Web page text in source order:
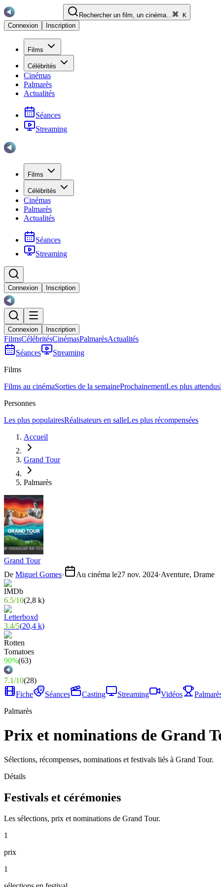
Rechercher un film, un cinéma...
K
Connexion
Inscription
Films
Célébrités
Cinémas
Palmarès
Actualités
Séances
Streaming
Films
Célébrités
Cinémas
Palmarès
Actualités
Séances
Streaming
Connexion Inscription
Connexion Inscription
FilmsCélébritésCinémasPalmarèsActualités
Séances
Streaming
Films
Films au cinémaSorties de la semaineProchainementLes plus attendus
Personnes
Les plus populairesRéalisateurs en salleLes plus récompensées
Accueil
Grand Tour
Palmarès
Grand Tour
De Miguel Gomes· Au cinéma le27 nov. 2024·Aventure, Drame
6.5/10(2,8 k)
3.4/5(20,4 k)
90%(63)
7.1/10(28)
Fiche
Séances Casting Streaming Vidéos
Palmarès
Prix et nominations de Grand
Sélections, récompenses, nominations et festivals liés à Grand Tour.
Détails
Festivals et cérémonies
Les sélections, prix et nominations de Grand Tour.
1
prix
1